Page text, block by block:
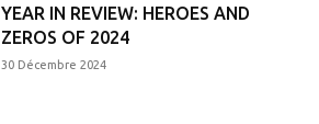
YEAR IN REVIEW: HEROES AND
ZEROS OF 2024
30 Décembre 2024